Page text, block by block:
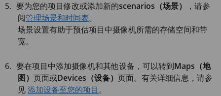
要为您的项目修改或添加新的scenarios（场景）
，请参
阅管理场景和时间表。
场景设置有助于预估项目中摄像机所需的存储空间和带
宽。
要在项目中添加摄像机和其他设备，可以转到Maps（地
图） 页面或Devices（设备） 页面。有关详细信息，请参
见添加设备至您的项目。